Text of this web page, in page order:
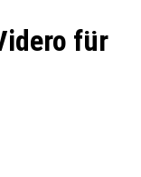
für